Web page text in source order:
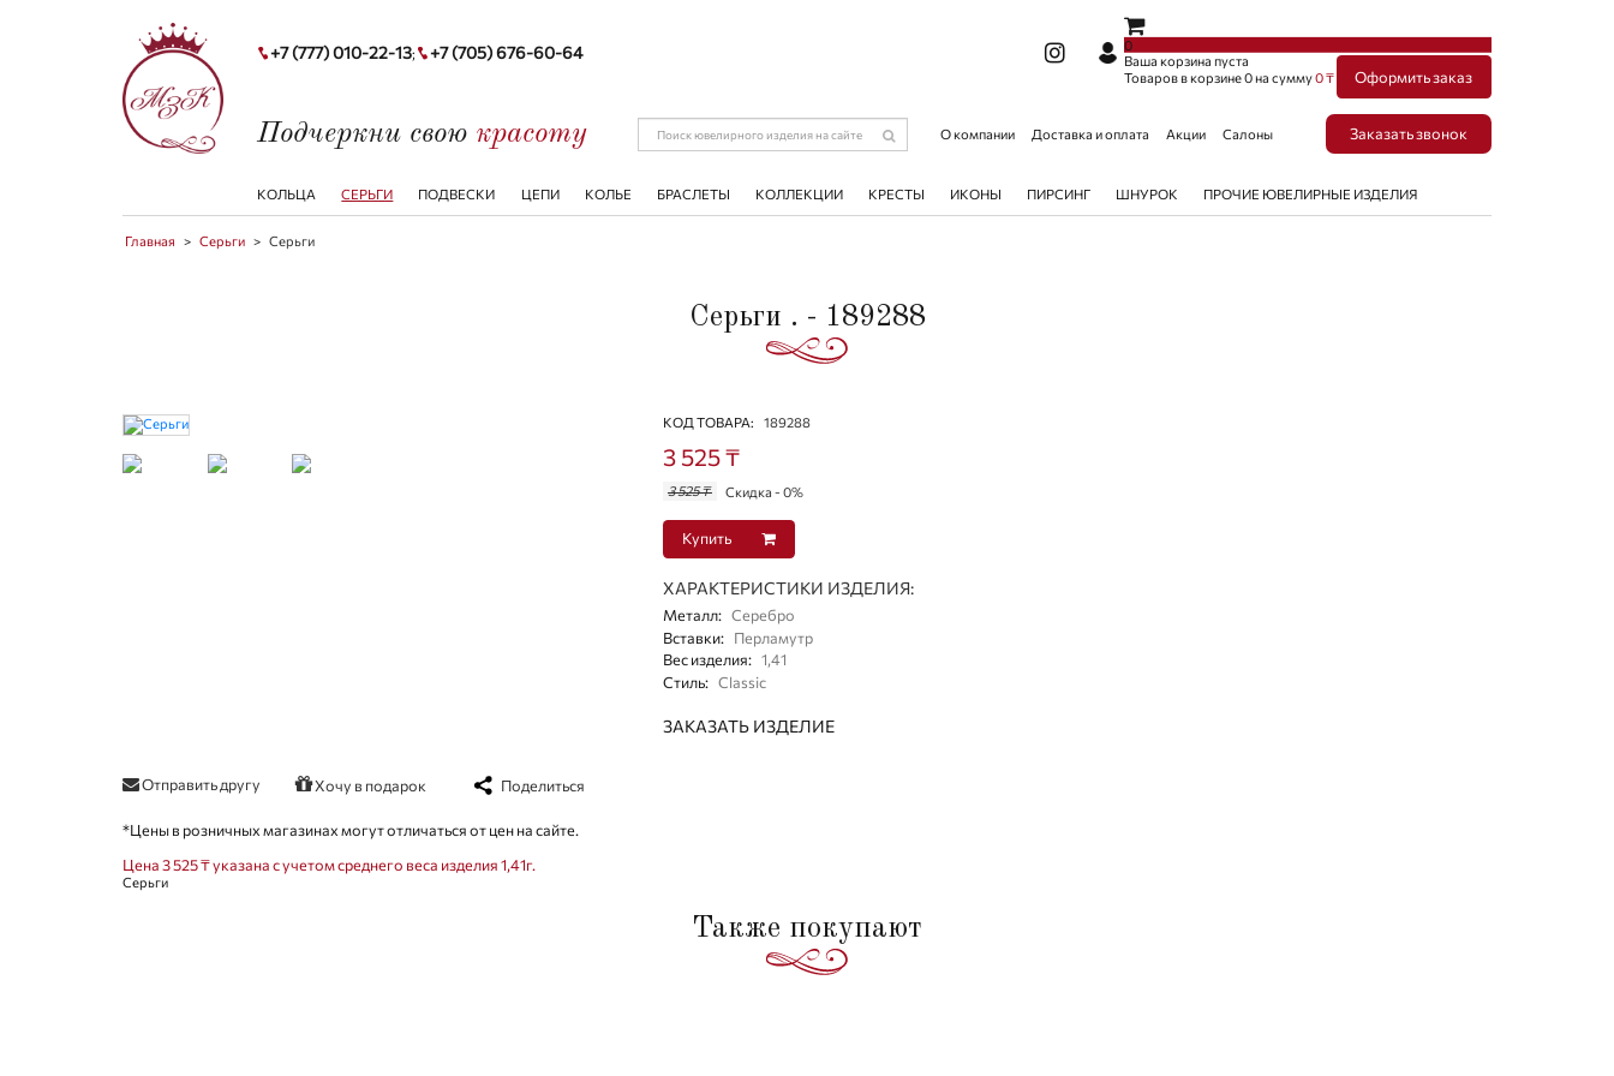
+7 (777) 010-22-13; +7 (705) 676-60-64
0
Ваша корзина пуста
Товаров в корзине0на сумму0 ₸ Оформить заказ
Подчеркни свою красоту О компании Доставка и оплата Акции Салоны Заказать звонок
КОЛЬЦА СЕРЬГИ ПОДВЕСКИ ЦЕПИ КОЛЬЕ БРАСЛЕТЫ КОЛЛЕКЦИИ КРЕСТЫ ИКОНЫ ПИРСИНГ ШНУРОК ПРОЧИЕ ЮВЕЛИРНЫЕ ИЗДЕЛИЯ
Главная > Серьги > Серьги
Серьги . - 189288
КОД ТОВАРА: 189288
3 525 ₸
3 525 ₸ Скидка - 0%
Купить
ХАРАКТЕРИСТИКИ ИЗДЕЛИЯ:
Металл: Серебро
Вставки: Перламутр
Вес изделия: 1,41
Стиль: Classic
ЗАКАЗАТЬ ИЗДЕЛИЕ
Отправить другу Хочу в подарок Поделиться
*Цены в розничных магазинах могут отличаться от цен на сайте.
Цена 3 525 ₸ указана с учетом среднего веса изделия 1,41г.
Серьги
Также покупают